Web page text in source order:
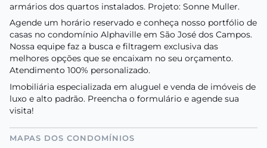
armários dos quartos instalados. Projeto: Sonne Muller.
Agende um horário reservado e conheça nosso portfólio de
casas no condomínio Alphaville em São José dos Campos.
Nossa equipe faz a busca e filtragem exclusiva das
melhores opções que se encaixam no seu orçamento.
Atendimento 100% personalizado.
Imobiliária especializada em aluguel e venda de imóveis de
luxo e alto padrão. Preencha o formulário e agende sua
visita!
MAPAS DOS CONDOMÍNIOS